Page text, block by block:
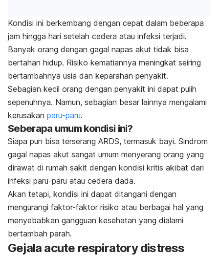
Kondisi ini berkembang dengan cepat dalam beberapa
jam hingga hari setelah cedera atau infeksi terjadi.
Banyak orang dengan gagal napas akut tidak bisa
bertahan hidup. Risiko kematiannya meningkat seiring
bertambahnya usia dan keparahan penyakit.
Sebagian kecil orang dengan penyakit ini dapat pulih
sepenuhnya. Namun, sebagian besar lainnya mengalami
kerusakan paru-paru.
Seberapa umum kondisi ini?
Siapa pun bisa terserang ARDS, termasuk bayi. Sindrom
gagal napas akut sangat umum menyerang orang yang
dirawat di rumah sakit dengan kondisi kritis akibat dari
infeksi paru-paru atau cedera dada.
Akan tetapi, kondisi ini dapat ditangani dengan
mengurangi faktor-faktor risiko atau berbagai hal yang
menyebabkan gangguan kesehatan yang dialami
bertambah parah.
Gejala acute respiratory distress